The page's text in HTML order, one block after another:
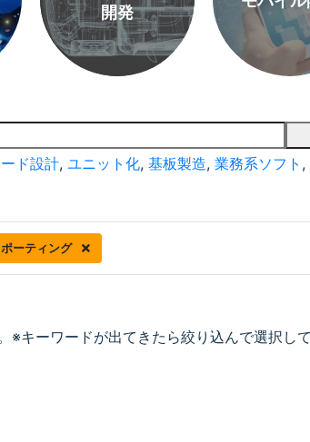
開発
ド設計, ユニット化, 基板製造, 業務系ソフト ,
ポーティング
※キーワードが出てきたら絞り込んで選択して